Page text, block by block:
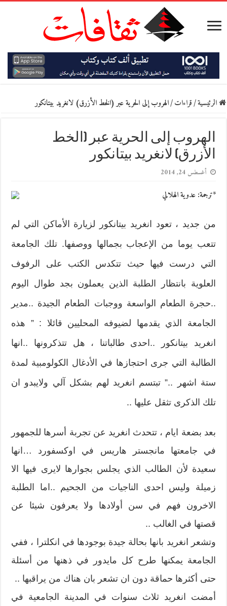
الرئيسية/قراءات/الهروب إلى الحرية عبر (الخط الأزرق) لانغريد بيتانكور
الهروب إلى الحرية عبر (الخط
الأزرق) لانغريد بيتانكور
أغسطس 24, 2014
*ترجمة: عدوية الهلالي
من جديد ، تعود انغريد بيتانكور لزيارة الأماكن التي لم
تتعب يوما من الإعجاب بجمالها ووصفها. تلك الجامعة
التي درست فيها حيث تتكدس الكتب على الرفوف
العلوية بانتظار الطلبة الذين يعملون بجد طوال اليوم
..حجرة الطعام الواسعة ووجبات الطعام الجيدة ..مدير
الجامعة الذي يقدمها لضيوفه المحليين قائلا : ” هذه
انغريد بيتانكور ..احدى طالباتنا ، هل تتذكرونها ..انها
الطالبة التي جرى احتجازها في الأدغال الكولومبية لمدة
ستة اشهر ..” تبتسم انغريد لهم بشكل آلي ولايبدو ان
تلك الذكرى تثقل عليها ..
بعد بضعة ايام ، تتحدث انغريد عن تجربة أسرها للجمهور
في جامعتها مانجستر هاريس في اوكسفورد …انها
سعيدة لأن الطالب الذي يجلس بجوارها لايرى فيها الا
زميلة وليس احدى الناجيات من الجحيم ..اما الطلبة
الاخرون فهم في سن أولادها ولا يعرفون شيئا عن
قصتها في الغالب ..
وتشعر انغريد بانها بحالة جيدة بوجودها في انكلترا ، ففي
الجامعة يمكنها طرح كل مايدور في ذهنها من أسئلة
حتى أكثرها حماقة دون ان تشعر بان هناك من يراقبها ..
أمضت انغريد ثلاث سنوات في المدينة الجامعية في